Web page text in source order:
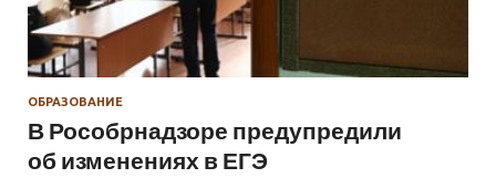
ОБРАЗОВАНИЕ
В Рособрнадзоре предупредили
об изменениях в ЕГЭ